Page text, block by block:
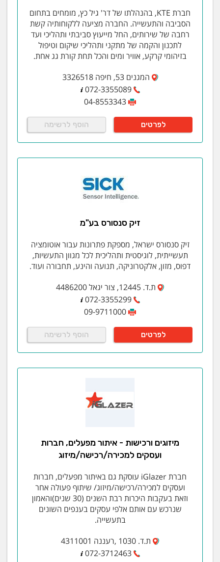
החברה מציעה מגוון מוצרים רחב לכל יישום, בכל הספק ולכל
מקור אנרגיה, החל מתנורים תלויים להסקה וחימום מים לשוק
הפרטי וכלה בתנורים יצוקים ודוודי צינורות עשן לשוק המוסדי
והתעשייתי. התנורים מתאפיינים בנצילות, אמינות ובטיחות
גבוהות במיוחד, והם עמידים בתנאי סביבה קשים. הנצילות
הגבוהה מתקבלת ע”י שימוש במיטב הטכנולוגיה – יכולות
קונדנס לחימום מקדים של המים תוך שימוש באנרגיה
שנפלטת בתהליך, בקרה חכמה עם יכולות לימוד.
חברת KTE, בהנהלתו של דר' גיל כץ, מומחים בתחום
הסביבה והתעשייה. החברה מציעה ללקוחותיה קשת
רחבה של שירותים, החל מייעוץ סביבתי ותהליכי ועד
לתכנון והקמה של מתקני ותהליכי שיקום וטיפול
בזיהומי קרקע, אוויר ומים והכל תחת קורת גג אחת.
המגנים 53, חיפה 3326518
072-3355089
04-8553343
לפרטים הוסף לרשימה
זיק סנסורס בע"מ
זיק סנסורס ישראל, מספקת פתרונות עבור אוטומציה
תעשייתית, לוגיסטית ותהליכית לכל מגוון התעשיות,
דפוס, מזון, אלקטרוניקה, תנועה והינע, תחבורה ועוד.
ת.ד. 12445, צור יגאל 4486200
072-3355299
09-9711000
לפרטים הוסף לרשימה
מיזוגים ורכישות - איתור מפעלים, חברות
ועסקים למכירה/רכישה/מיזוג
חברת iGlazer עוסקת גם באיתור מפעלים, חברות
ועסקים למכירה/רכישה/מיזוג/ שיתוף פעולה אחר
וזאת בעקבות היכרות רבת השנים (30 שנים)והאמון
שנרכש עם אותם אלפי עסקים בענפים השונים
בתעשייה.
ת.ד. 1030 ,רעננה 4311001
072-3712463